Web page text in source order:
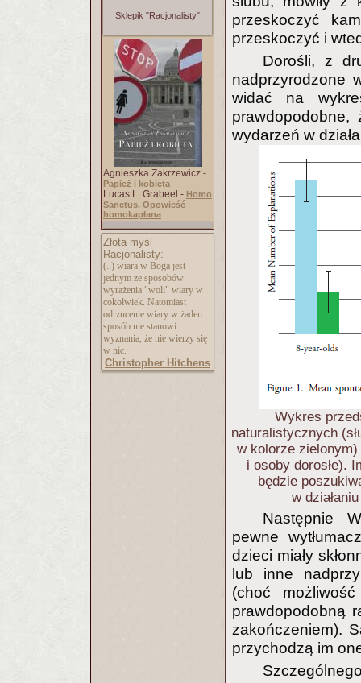
Sklepik "Racjonalisty"
Agnieszka Zakrzewicz -
Papież i kobieta
Lucas L. Grabeel - Homo
Sanctus. Opowieść
homokapłana
Złota myśl
Racjonalisty:
(..) wiara w Boga jest
jednym ze sposobów
wyrażenia "woli" wiary w
cokolwiek. Natomiast
odrzucenie wiary w żaden
sposób nie stanowi
wyznania, że nie wierzy się
w nic.
Christopher Hitchens
przeskoczyć
przeskoczyć i
Dorośli, z
nadprzyrodzone
widać na
wydarzeń w
Wykres
naturalistycznych
w kolorze
i osoby dorosłe).
będzie
w
Następnie
pewne
dzieci miały
lub inne
(choć
prawdopodobną
zakończeniem).
przychodzą im